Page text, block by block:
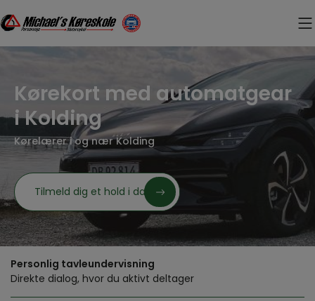
til
indholdet
Kørekort med automatgear
i Kolding
Kørelærer i og nær Kolding
Tilmeld dig et hold i dag
Personlig tavleundervisning
Direkte dialog, hvor du aktivt deltager